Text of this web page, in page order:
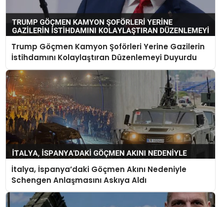
Trump Göçmen Kamyon Şoförleri Yerine Gazilerin
İstihdamını Kolaylaştıran Düzenlemeyi Duyurdu
İtalya, İspanya’daki Göçmen Akını Nedeniyle
Schengen Anlaşmasını Askıya Aldı